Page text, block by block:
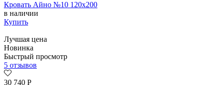
Кровать Айно №10 120х200
в наличии
Купить
Лучшая цена
Новинка
Быстрый просмотр
5 отзывов
30 740 Р